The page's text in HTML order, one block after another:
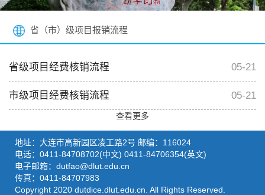
省（市）级项目报销流程
省级项目经费核销流程 05-21
市级项目经费核销流程 05-21
查看更多
地址：大连市高新园区凌工路2号 邮编：116024
电话：0411-84708702(中文) 0411-84706354(英文)
电子邮箱：dutfao@dlut.edu.cn
传真：0411-84707983
Copyright 2020 dutdice.dlut.edu.cn. All Rights Reserved.